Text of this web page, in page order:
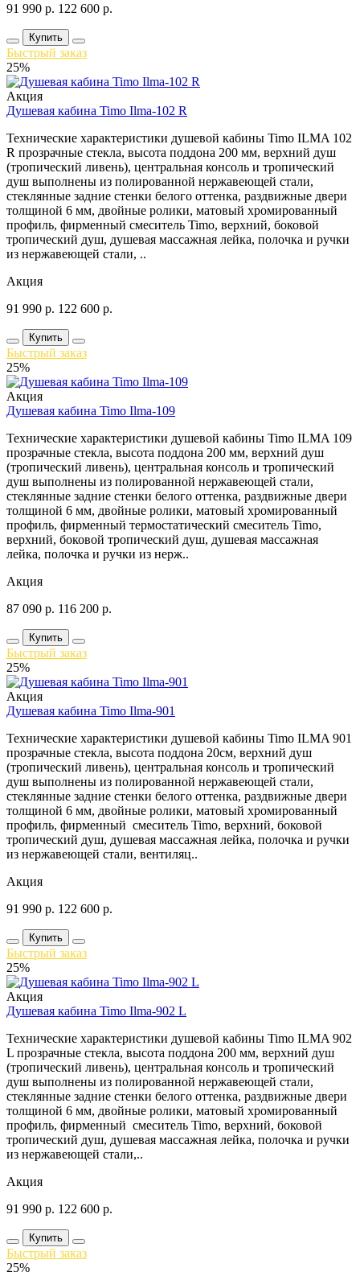
91 990 р. 122 600 р.
Купить
Быстрый заказ
25%
Акция
Душевая кабина Timo Ilma-102 R
Технические характеристики душевой кабины Timo ILMA 102
R прозрачные стекла, высота поддона 200 мм, верхний душ
(тропический ливень), центральная консоль и тропический
душ выполнены из полированной нержавеющей стали,
стеклянные задние стенки белого оттенка, раздвижные двери
толщиной 6 мм, двойные ролики, матовый хромированный
профиль, фирменный смеситель Timo, верхний, боковой
тропический душ, душевая массажная лейка, полочка и ручки
из нержавеющей стали, ..
Акция
91 990 р. 122 600 р.
Купить
Быстрый заказ
25%
Акция
Душевая кабина Timo Ilma-109
Технические характеристики душевой кабины Timo ILMA 109
прозрачные стекла, высота поддона 200 мм, верхний душ
(тропический ливень), центральная консоль и тропический
душ выполнены из полированной нержавеющей стали,
стеклянные задние стенки белого оттенка, раздвижные двери
толщиной 6 мм, двойные ролики, матовый хромированный
профиль, фирменный термостатический смеситель Timo,
верхний, боковой тропический душ, душевая массажная
лейка, полочка и ручки из нерж..
Акция
87 090 р. 116 200 р.
Купить
Быстрый заказ
25%
Акция
Душевая кабина Timo Ilma-901
Технические характеристики душевой кабины Timo ILMA 901
прозрачные стекла, высота поддона 20см, верхний душ
(тропический ливень), центральная консоль и тропический
душ выполнены из полированной нержавеющей стали,
стеклянные задние стенки белого оттенка, раздвижные двери
толщиной 6 мм, двойные ролики, матовый хромированный
профиль, фирменный смеситель Timo, верхний, боковой
тропический душ, душевая массажная лейка, полочка и ручки
из нержавеющей стали, вентиляц..
Акция
91 990 р. 122 600 р.
Купить
Быстрый заказ
25%
Акция
Душевая кабина Timo Ilma-902 L
Технические характеристики душевой кабины Timo ILMA 902
L прозрачные стекла, высота поддона 200 мм, верхний душ
(тропический ливень), центральная консоль и тропический
душ выполнены из полированной нержавеющей стали,
стеклянные задние стенки белого оттенка, раздвижные двери
толщиной 6 мм, двойные ролики, матовый хромированный
профиль, фирменный смеситель Timo, верхний, боковой
тропический душ, душевая массажная лейка, полочка и ручки
из нержавеющей стали,..
Акция
91 990 р. 122 600 р.
Купить
Быстрый заказ
25%